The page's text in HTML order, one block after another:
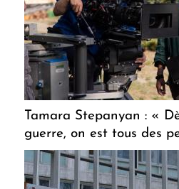
Tamara Stepanyan : «
guerre, on est tous des